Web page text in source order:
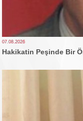
07.08.2026
Hakikatin Peşinde Bir